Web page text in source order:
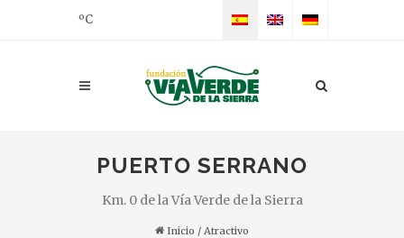
ºC
PUERTO SERRANO
Km. 0 de la Vía Verde de la Sierra
Inicio / Atractivo